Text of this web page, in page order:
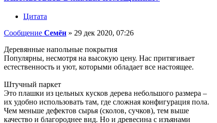
Цитата
Сообщение Семён » 29 дек 2020, 07:26
Деревянные напольные покрытия
Популярны, несмотря на высокую цену. Нас притягивает
естественность и уют, которыми обладает все настоящее.
Штучный паркет
Это плашки из цельных кусков дерева небольшого размера –
их удобно использовать там, где сложная конфигурация пола.
Чем меньше дефектов сырья (сколов, сучков), тем выше
качество и благороднее вид. Но и древесина с изъянами